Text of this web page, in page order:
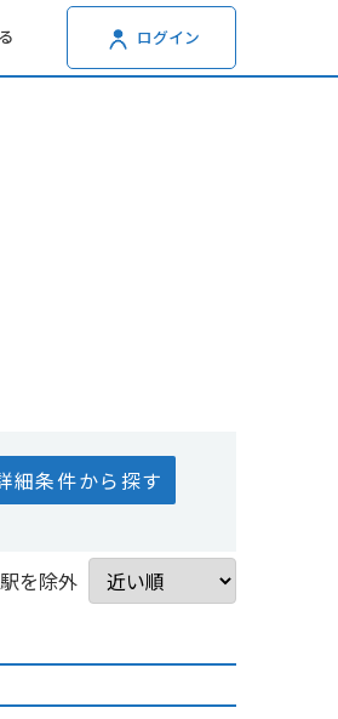
ログイン
細条件から探す
を除外